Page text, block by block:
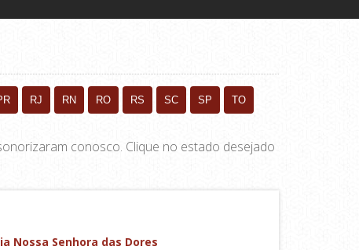
RJ RN RO RS SC SP TO
conosco. Clique no estado desejado
Nossa Senhora das Dores